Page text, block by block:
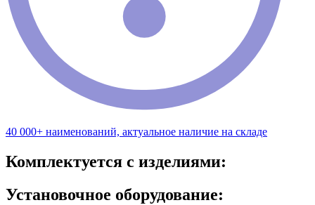
40 000+ наименований, актуальное наличие на складе
Комплектуется с изделиями:
Установочное оборудование: